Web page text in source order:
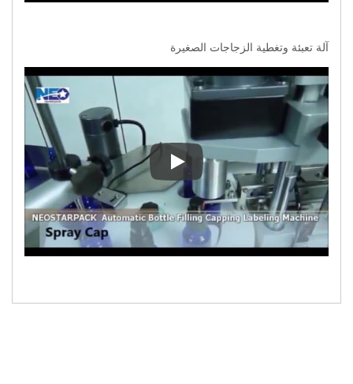
آلة تعبئة وتغطية الزجاجات الصغيرة
آلة تعبئة وتغطية الزجاجات